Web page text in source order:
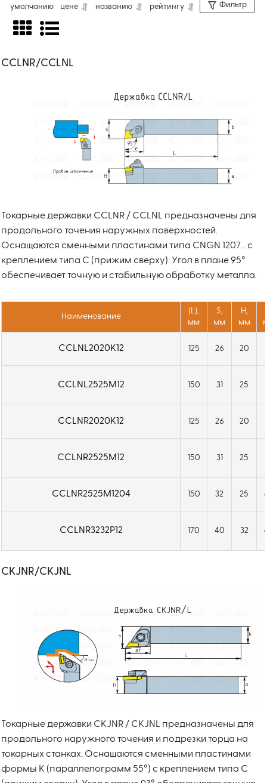
умолчанию цене названию рейтингу Фильтр
CCLNR/CCLNL
Токарные державки CCLNR / CCLNL предназначены для
продольного точения наружных поверхностей.
Оснащаются сменными пластинами типа CNGN 1207... с
креплением типа C (прижим сверху). Угол в плане 95°
обеспечивает точную и стабильную обработку металла.
Наименование
(L),
мм
S,
мм
H,
мм
CCLNL2020K12 125 26 20
CCLNL2525M12 150 31 25
CCLNR2020K12 125 26 20
CCLNR2525M12 150 31 25
CCLNR2525M1204 150 32 25
CCLNR3232P12 170 40 32
CKJNR/CKJNL
Токарные державки CKJNR / CKJNL предназначены для
продольного наружного точения и подрезки торца на
токарных станках. Оснащаются сменными пластинами
формы K (параллелограмм 55°) с креплением типа C